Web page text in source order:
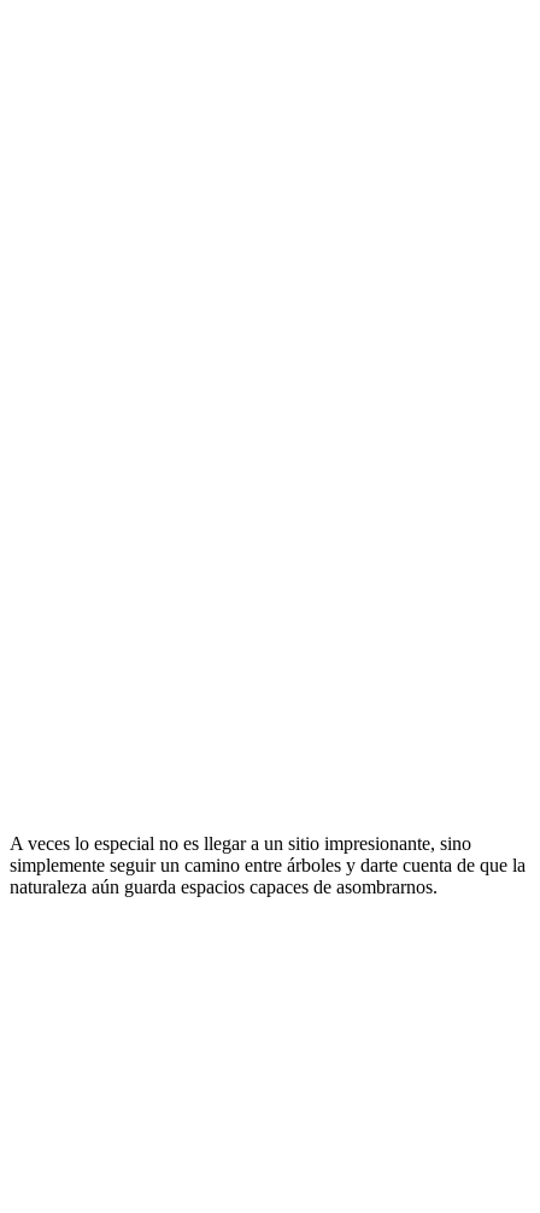
A veces lo especial no es llegar a un sitio impresionante, sino
simplemente seguir un camino entre árboles y darte cuenta de que la
naturaleza aún guarda espacios capaces de asombrarnos.